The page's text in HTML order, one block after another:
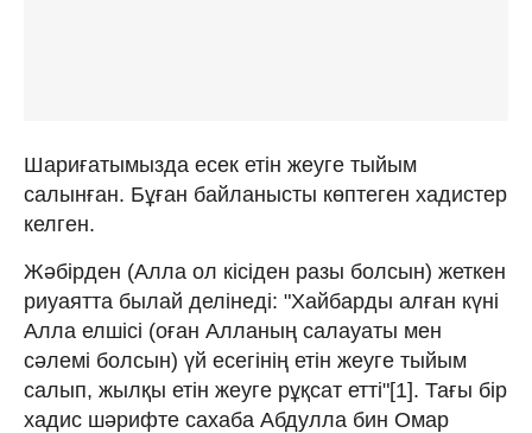
Шариғатымызда есек етін жеуге тыйым
салынған. Бұған байланысты көптеген хадистер
келген.
Жәбірден (Алла ол кісіден разы болсын) жеткен
риуаятта былай делінеді: "Хайбарды алған күні
Алла елшісі (оған Алланың салауаты мен
сәлемі болсын) үй есегінің етін жеуге тыйым
салып, жылқы етін жеуге рұқсат етті"[1]. Тағы бір
хадис шәрифте сахаба Абдулла бин Омар